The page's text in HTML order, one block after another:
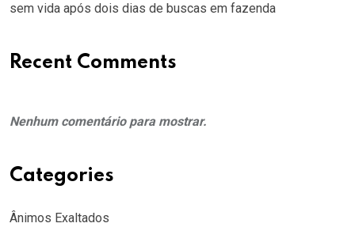
sem vida após dois dias de buscas em fazenda
Recent Comments
Nenhum comentário para mostrar.
Categories
Ânimos Exaltados